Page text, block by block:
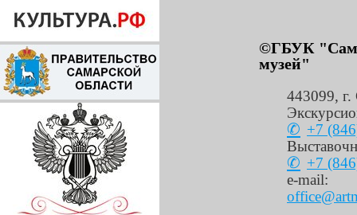
©ГБУК
музей"
443099, г.
+7
+7
e-mail: